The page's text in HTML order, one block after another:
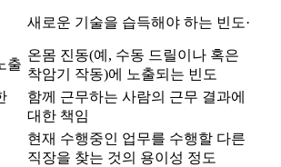
새로운 기술을 습득해야 하는 빈도·
출
온몸 진동(예, 수동 드릴이나 혹은
착암기 작동)에 노출되는 빈도
함께 근무하는 사람의 근무 결과에
대한 책임
현재 수행중인 업무를 수행할 다른
직장을 찾는 것의 용이성 정도